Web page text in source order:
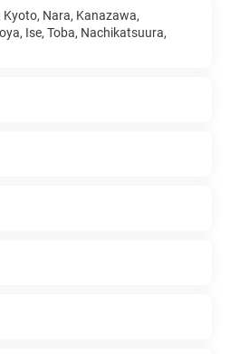
Kyoto, Nara, Kanazawa,
Ise, Toba, Nachikatsuura,